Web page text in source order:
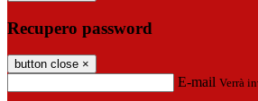
Recupero password
button close ×
E-mail Verrà